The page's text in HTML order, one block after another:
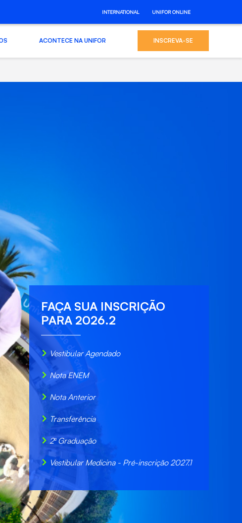
INTERNATIONAL UNIFOR ONLINE
ACONTECE NA UNIFOR INSCREVA-SE
FAÇA SUA INSCRIÇÃO
PARA 2026.2
Vestibular Agendado
Nota ENEM
Nota Anterior
Transferência
2ª Graduação
Vestibular Medicina - Pré-inscrição 2027.1